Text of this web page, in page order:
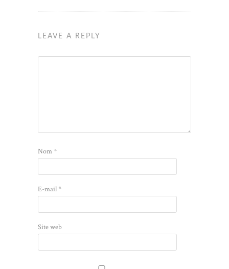
LEAVE A REPLY
Nom*
E-mail*
Site web